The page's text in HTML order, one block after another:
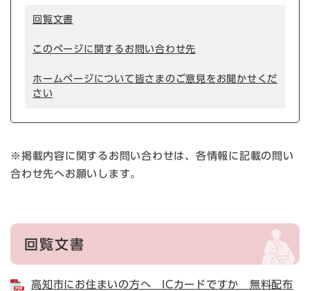
回覧文書
このページに関するお問い合わせ先
ホームページについて皆さまのご意見をお聞かせくだ
さい
※掲載内容に関するお問い合わせは、各情報に記載の問い
合わせ先へお願いします。
回覧文書
高知市にお住まいの方へ ICカードですか 無料配布